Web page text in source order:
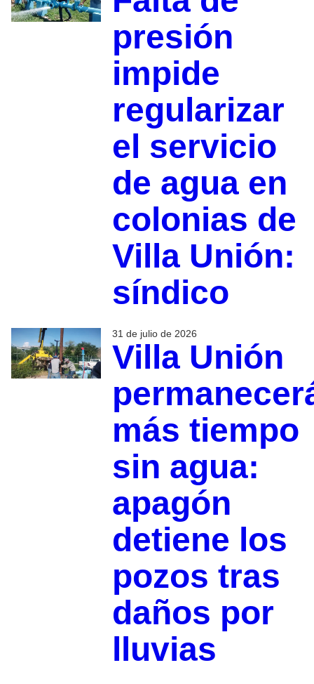
presión
impide
regularizar
el servicio
de agua en
colonias de
Villa Unión:
síndico
31 de julio de 2026
Villa Unión
más tiempo
sin agua:
apagón
detiene los
pozos tras
daños por
lluvias